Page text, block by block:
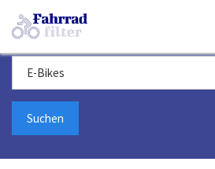
Suchbegriff